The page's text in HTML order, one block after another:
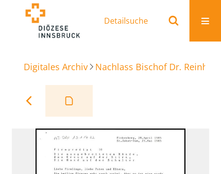
Detailsuche
Digitales Archiv Nachlass Bischof Dr.